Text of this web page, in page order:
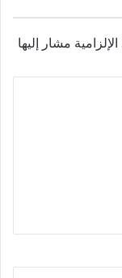
مشار إليها